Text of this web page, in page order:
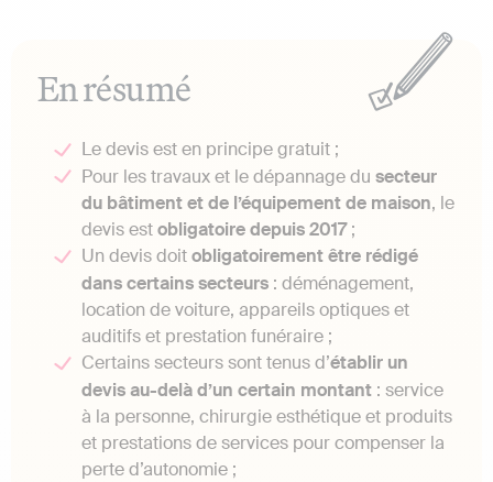
En résumé
Le devis est en principe gratuit ;
Pour les travaux et le dépannage du secteur
du bâtiment et de l’équipement de maison, le
devis estobligatoire depuis 2017;
Un devis doitobligatoirement être rédigé
dans certains secteurs : déménagement,
location de voiture, appareils optiques et
auditifs et prestation funéraire ;
Certains secteurs sont tenus d’établir un
devis au-delà d’un certain montant : service
à la personne, chirurgie esthétique et produits
et prestations de services pour compenser la
perte d’autonomie ;